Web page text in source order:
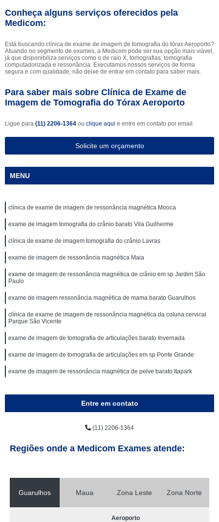
Conheça alguns serviços oferecidos pela
Medicom:
Está buscando clínica de exame de imagem de tomografia do tórax Aeroporto?
Atuando no segmento de exames, a Medicom pode ser sua opção mais viável,
já que disponibiliza serviços como o de raio X, tomografias, tomografia
computadorizada e ressonância. Executamos nossos serviços de forma
segura e com qualidade, não deixe de entrar em contato para saber mais.
Para saber mais sobre Clínica de Exame de
Imagem de Tomografia do Tórax Aeroporto
Ligue para (11) 2206-1364 ou clique aqui e entre em contato por email.
Solicite um orçamento
MENU
clínica de exame de imagem de ressonância magnética Mooca
exame de imagem tomografia do crânio barato Vila Guilherme
clínica de exame de imagem tomografia do crânio Lavras
exame de imagem de ressonância magnética Maia
exame de imagem de ressonância magnética de crânio em sp Jardim São
Paulo
exame de imagem ressonância magnética de mama barato Guarulhos
clínica de exame de imagem de ressonância magnética da coluna cervical
Parque São Vicente
exame de imagem de tomografia de articulações barato Invernada
exame de imagem de tomografia de articulações em sp Ponte Grande
exame de imagem de ressonância magnética de pelve barato Itapark
Entre em contato
(11) 2206-1364
Regiões onde a Medicom Exames atende:
Guarulhos Maua Zona Leste Zona Norte
Aeroporto